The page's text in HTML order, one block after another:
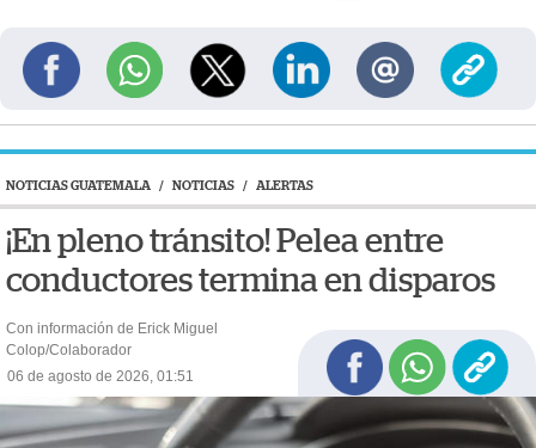
NOTICIAS GUATEMALA / NOTICIAS / ALERTAS
¡En pleno tránsito! Pelea entre
conductores termina en disparos
Con información de Erick Miguel
Colop/Colaborador
06 de agosto de 2026, 01:51